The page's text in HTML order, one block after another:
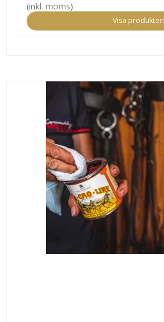
(inkl. moms)
Visa produkten